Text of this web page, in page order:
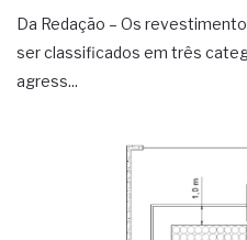
Da Redação – Os
ser classificados em três
agress...